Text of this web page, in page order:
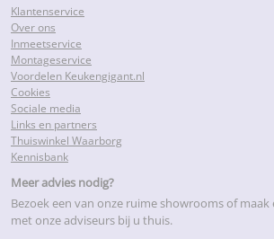
Klantenservice
Over ons
Inmeetservice
Montageservice
Voordelen Keukengigant.nl
Cookies
Sociale media
Links en partners
Thuiswinkel Waarborg
Kennisbank
Meer advies nodig?
Bezoek een van onze ruime showrooms of
met onze adviseurs bij u thuis.